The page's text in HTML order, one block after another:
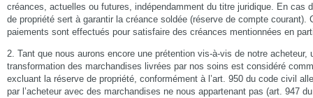
créances, actuelles ou futures, indépendamment du titre juridique. En cas
de propriété sert à garantir la créance soldée (réserve de compte courant).
paiements sont effectués pour satisfaire des créances mentionnées en
2. Tant que nous aurons encore une prétention vis-à-vis de notre acheteur,
transformation des marchandises livrées par nos soins est considéré
excluant la réserve de propriété, conformément à l’art. 950 du code civil
par l’acheteur avec des marchandises ne nous appartenant pas (art. 947